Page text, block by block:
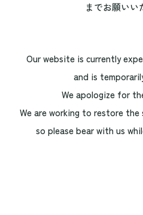
までお願いい
Our website is currently
and is
We apologize for
We are working to restore
so please bear with us